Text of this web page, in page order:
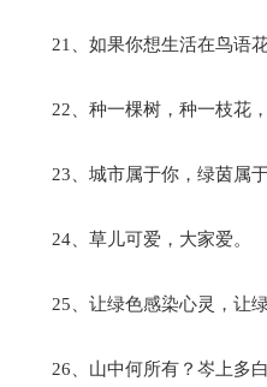
21、如果你想生活在鸟语
22、种一棵树，种一枝花
23、城市属于你，绿茵属于
24、草儿可爱，大家爱。
25、让绿色感染心灵，让
26、山中何所有？岑上多白